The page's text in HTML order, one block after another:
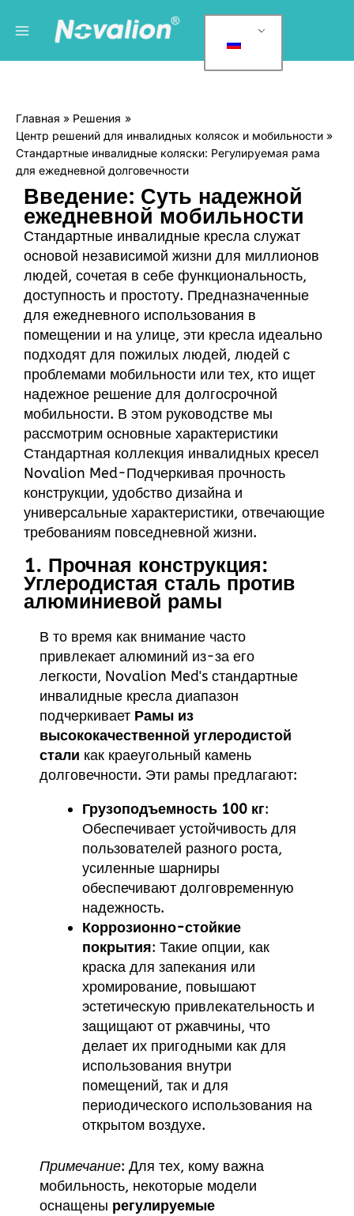
содержанию
Главное
меню
у
к
и
Главная
Решения
Центр решений для инвалидных колясок и мобильности
Стандартные инвалидные коляски: Регулируемая рама
для ежедневной долговечности
Введение: Суть надежной
ежедневной мобильности
Стандартные инвалидные кресла служат
основой независимой жизни для миллионов
людей, сочетая в себе функциональность,
доступность и простоту. Предназначенные
для ежедневного использования в
помещении и на улице, эти кресла идеально
подходят для пожилых людей, людей с
проблемами мобильности или тех, кто ищет
надежное решение для долгосрочной
мобильности. В этом руководстве мы
рассмотрим основные характеристики
Стандартная коллекция инвалидных кресел
Novalion Med-Подчеркивая прочность
конструкции, удобство дизайна и
универсальные характеристики, отвечающие
требованиям повседневной жизни.
1. Прочная конструкция:
Углеродистая сталь против
алюминиевой рамы
В то время как внимание часто
привлекает алюминий из-за его
легкости, Novalion Med's стандартные
инвалидные кресла диапазон
подчеркивает Рамы из
высококачественной углеродистой
стали как краеугольный камень
долговечности. Эти рамы предлагают:
Грузоподъемность 100 кг:
Обеспечивает устойчивость для
пользователей разного роста,
усиленные шарниры
обеспечивают долговременную
надежность.
Коррозионно-стойкие
покрытия: Такие опции, как
краска для запекания или
хромирование, повышают
эстетическую привлекательность и
защищают от ржавчины, что
делает их пригодными как для
использования внутри
помещений, так и для
периодического использования на
открытом воздухе.
Примечание: Для тех, кому важна
мобильность, некоторые модели
оснащены регулируемые